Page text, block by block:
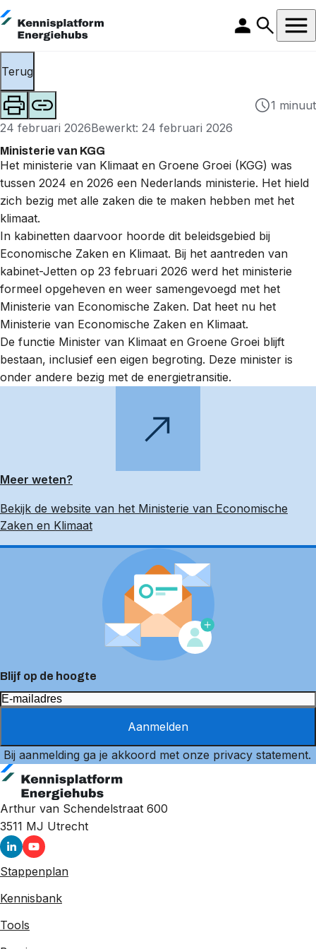
Terug
1 minuut
24 februari 2026Bewerkt: 24 februari 2026
Ministerie van KGG
Het ministerie van Klimaat en Groene Groei (KGG) was
tussen 2024 en 2026 een Nederlands ministerie. Het hield
zich bezig met alle zaken die te maken hebben met het
klimaat.
In kabinetten daarvoor hoorde dit beleidsgebied bij
Economische Zaken en Klimaat. Bij het aantreden van
kabinet-Jetten op 23 februari 2026 werd het ministerie
formeel opgeheven en weer samengevoegd met het
Ministerie van Economische Zaken. Dat heet nu het
Ministerie van Economische Zaken en Klimaat.
De functie Minister van Klimaat en Groene Groei blijft
bestaan, inclusief een eigen begroting. Deze minister is
onder andere bezig met de energietransitie.
Meer weten?
Bekijk de website van het Ministerie van Economische
Zaken en Klimaat
Blijf op de hoogte
Aanmelden
Bij aanmelding ga je akkoord met onze privacy statement.
Arthur van Schendelstraat 600
3511 MJ Utrecht
Stappenplan
Kennisbank
Tools